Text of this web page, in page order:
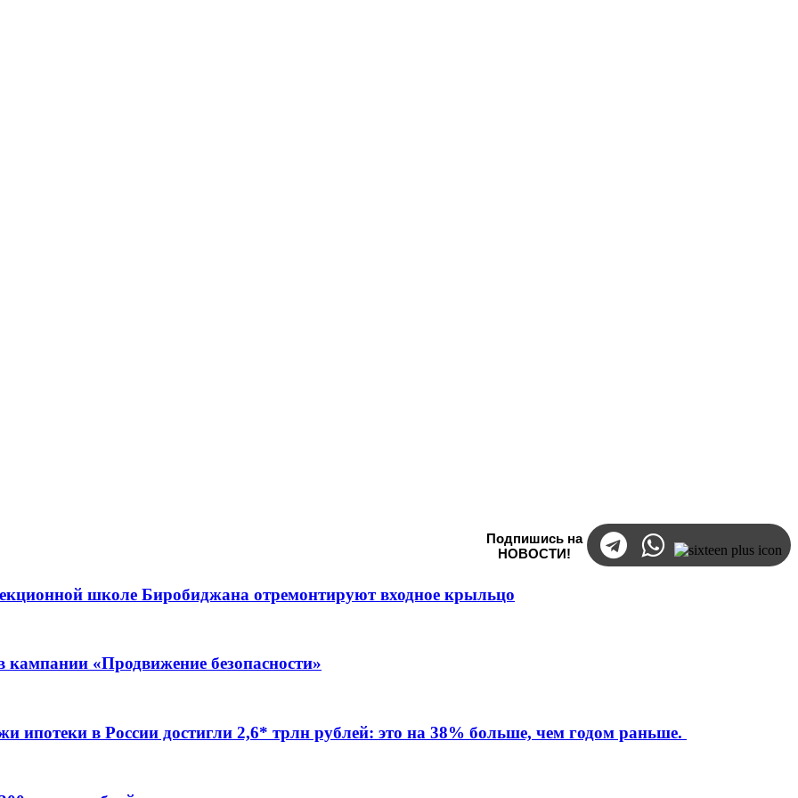
Подпишись на
НОВОСТИ!
школе Биробиджана отремонтируют входное крыльцо
«Продвижение безопасности»
ипотеки в России достигли 2,6* трлн рублей: это на 38% больше, чем годом раньше.